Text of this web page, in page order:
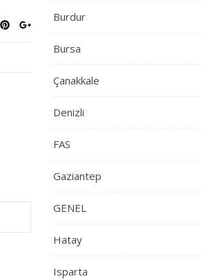
Burdur
Bursa
Çanakkale
Denizli
FAS
Gaziantep
GENEL
Hatay
Isparta